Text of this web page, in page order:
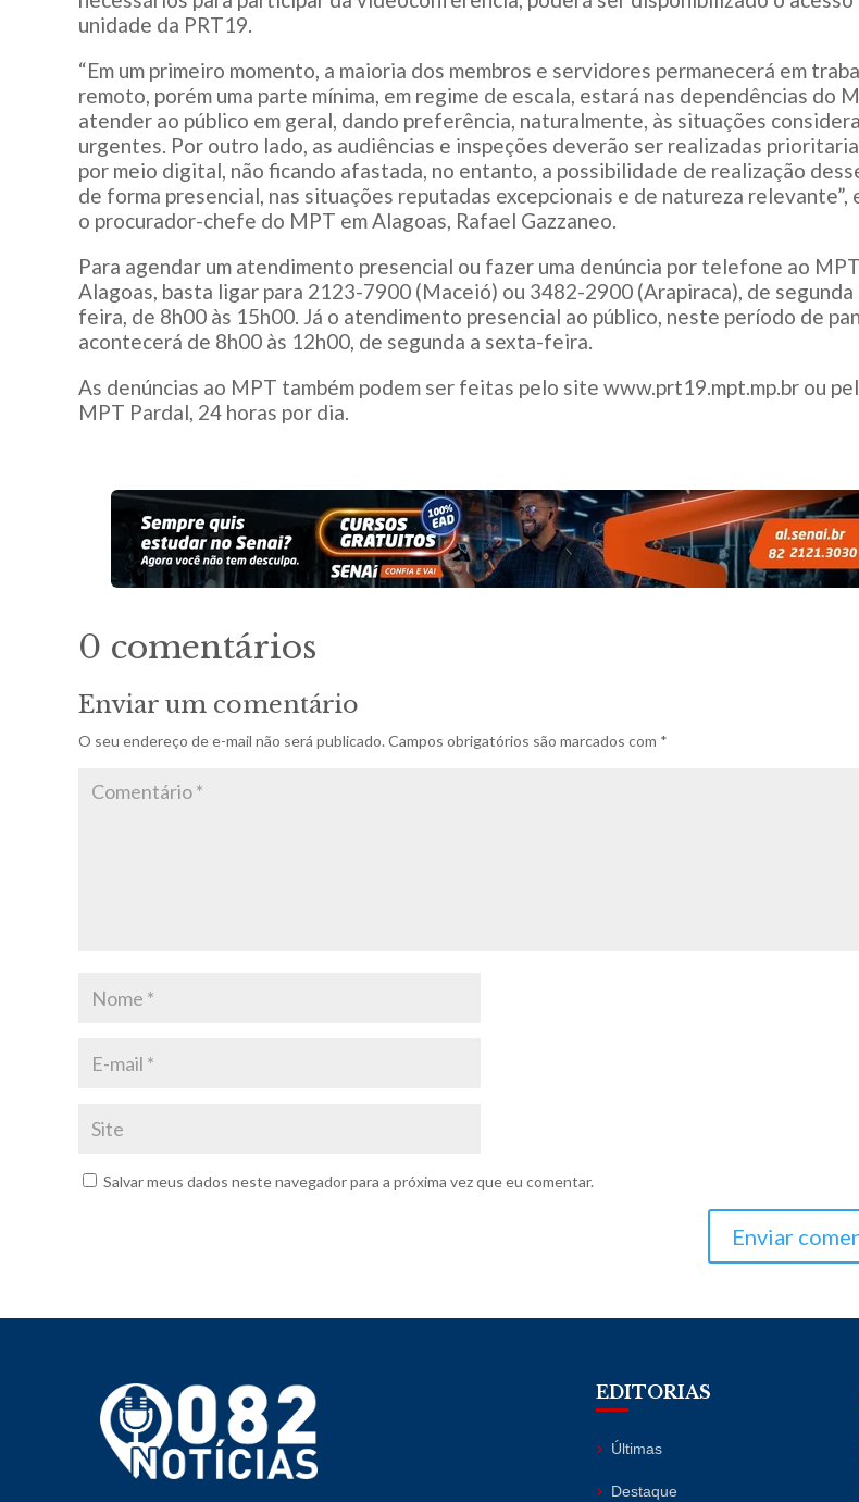
unidade da PRT19.
“Em um primeiro momento, a maioria dos membros e servidores permanecerá em
remoto, porém uma parte mínima, em regime de escala, estará nas dependências do
atender ao público em geral, dando preferência, naturalmente, às situações
urgentes. Por outro lado, as audiências e inspeções deverão ser realizadas
por meio digital, não ficando afastada, no entanto, a possibilidade de realização
de forma presencial, nas situações reputadas excepcionais e de natureza relevante”,
o procurador-chefe do MPT em Alagoas, Rafael Gazzaneo.
Para agendar um atendimento presencial ou fazer uma denúncia por telefone ao
Alagoas, basta ligar para 2123-7900 (Maceió) ou 3482-2900 (Arapiraca), de segunda
feira, de 8h00 às 15h00. Já o atendimento presencial ao público, neste período de
acontecerá de 8h00 às 12h00, de segunda a sexta-feira.
As denúncias ao MPT também podem ser feitas pelo site www.prt19.mpt.mp.br ou
MPT Pardal, 24 horas por dia.
0 comentários
Enviar um comentário
O seu endereço de e-mail não será publicado. Campos obrigatórios são marcados com *
Salvar meus dados neste navegador para a próxima vez que eu comentar.
Enviar
EDITORIAS
Últimas
Destaque